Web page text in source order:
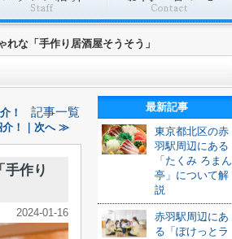
な「手作り居酒屋そうそう」
！ 記事一覧
介！｜次へ ≫
手作り
2024-01-16
最新記事
東京都北区の赤
羽駅周辺にある
「たくみ ろまん
亭」について解
説
赤羽駅周辺にあ
る「ぽけっとラ